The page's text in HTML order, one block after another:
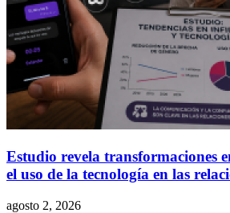
Estudio revela transformaciones
el uso de la tecnología en las
agosto 2, 2026